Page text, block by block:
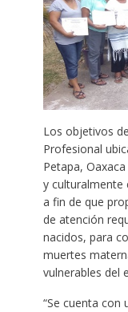
Los objetivos
Profesional
Petapa,
y culturalmente
a fin de que
de atención
nacidos, para
muertes
vulnerables del
“Se cuenta con